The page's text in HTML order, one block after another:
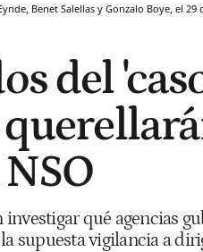
Benet Salellas y Gonzalo Boye, el 29
del
qué agencias
supuesta vigilancia a